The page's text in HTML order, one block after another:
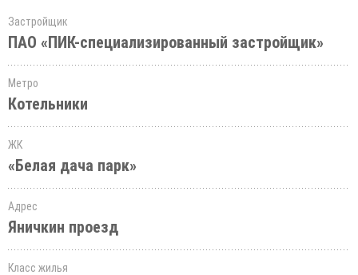
Застройщик
ПАО «ПИК-специализированный застройщик»
Метро
Котельники
ЖК
«Белая дача парк»
Адрес
Яничкин проезд
Класс жилья